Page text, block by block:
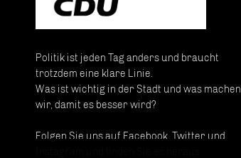
Politik ist jeden Tag anders und braucht
trotzdem eine klare Linie.
Was ist wichtig in der Stadt und was machen
wir, damit es besser wird?
Folgen Sie uns auf Facebook, Twitter und